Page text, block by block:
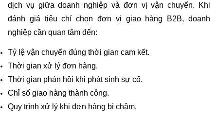
dịch vụ giữa doanh nghiệp và đơn vị vận chuyển. Khi
đánh giá tiêu chí chọn đơn vị giao hàng B2B, doanh
nghiệp cần quan tâm đến:
Tỷ lệ vận chuyển đúng thời gian cam kết.
Thời gian xử lý đơn hàng.
Thời gian phản hồi khi phát sinh sự cố.
Chỉ số giao hàng thành công.
Quy trình xử lý khi đơn hàng bị chậm.